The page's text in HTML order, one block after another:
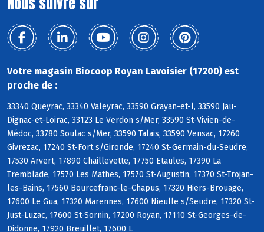
Votre magasin Biocoop Royan Lavoisier (17200) est
proche de :
33340 Queyrac, 33340 Valeyrac, 33590 Grayan-et-l, 33590 Jau-
Dignac-et-Loirac, 33123 Le Verdon s/Mer, 33590 St-Vivien-de-
Médoc, 33780 Soulac s/Mer, 33590 Talais, 33590 Vensac, 17260
Givrezac, 17240 St-Fort s/Gironde, 17240 St-Germain-du-Seudre,
17530 Arvert, 17890 Chaillevette, 17750 Etaules, 17390 La
Tremblade, 17570 Les Mathes, 17570 St-Augustin, 17370 St-Trojan-
les-Bains, 17560 Bourcefranc-le-Chapus, 17320 Hiers-Brouage,
17600 Le Gua, 17320 Marennes, 17600 Nieulle s/Seudre, 17320 St-
Just-Luzac, 17600 St-Sornin, 17200 Royan, 17110 St-Georges-de-
Didonne, 17920 Breuillet, 17600 L